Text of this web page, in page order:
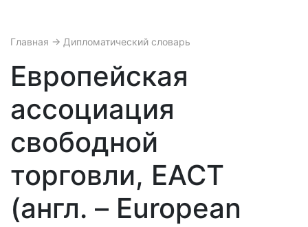
Главная → Дипломатический словарь
Европейская
ассоциация
свободной
торговли, ЕАСТ
(англ. – European